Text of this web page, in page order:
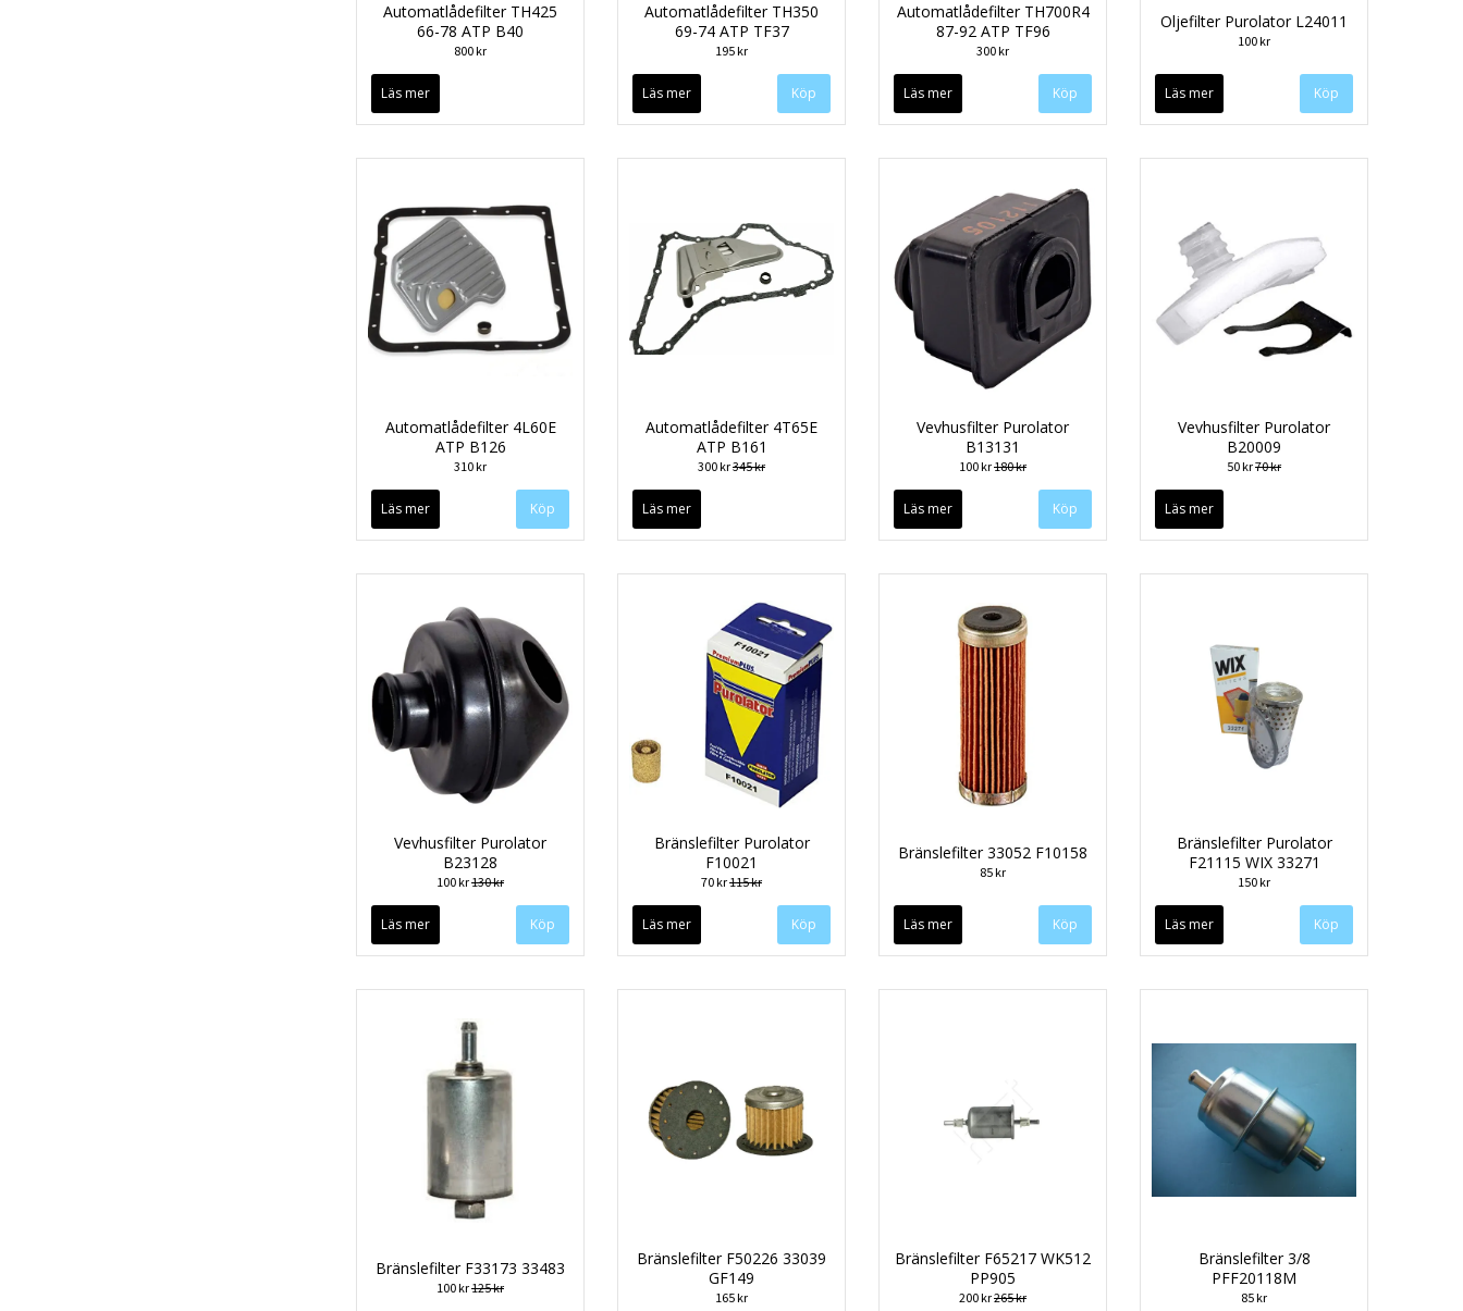
Automatlådefilter TH425
66-78 ATP B40
800 kr
Läs mer
Automatlådefilter TH350
69-74 ATP TF37
195 kr
Läs mer
Automatlådefilter TH700R4
87-92 ATP TF96
300 kr
Läs mer
Oljefilter Purolator L24011
100 kr
Läs mer
Automatlådefilter 4L60E
ATP B126
310 kr
Läs mer
Automatlådefilter 4T65E
ATP B161
300 kr345 kr
Läs mer
Vevhusfilter Purolator
B13131
100 kr180 kr
Läs mer
Vevhusfilter Purolator
B20009
50 kr70 kr
Läs mer
Vevhusfilter Purolator
B23128
100 kr130 kr
Läs mer
Bränslefilter Purolator
F10021
70 kr115 kr
Läs mer
Bränslefilter 33052 F10158
85 kr
Läs mer
Bränslefilter Purolator
F21115 WIX 33271
150 kr
Läs mer
Bränslefilter F33173 33483
100 kr125 kr
Bränslefilter F50226 33039
GF149
165 kr
Bränslefilter F65217 WK512
PP905
200 kr265 kr
Bränslefilter 3/8
PFF20118M
85 kr